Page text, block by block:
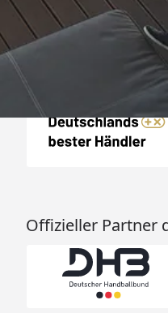
Auszeichnungen
Offizieller Partner